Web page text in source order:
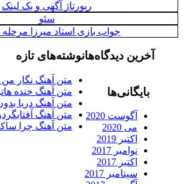
رپورتاژ آگهی و بک لینک
سئو
جواب بازی استاد میرزا مرحله ۱ تا ۴۹
نوشته‌های تازه
متن آهنگ نگار من
متن آهنگ خنده
متن آهنگ دریا
متن آهنگ
متن آهنگ چرا
آخرین دیدگاه‌ها
بایگانی‌ها
آگوست 2020
می 2020
اکتبر 2019
نوامبر 2017
اکتبر 2017
سپتامبر 2017